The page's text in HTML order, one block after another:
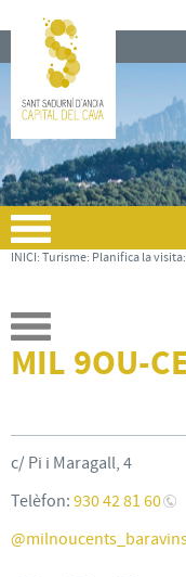
INICI: Turisme: Planifica la visita:
MIL 9OU-
c/ Pi i Maragall, 4
Telèfon: 930 42 81 60